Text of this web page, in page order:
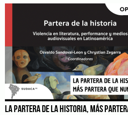
LA PARTERA DE LA HISTORIA, MÁS